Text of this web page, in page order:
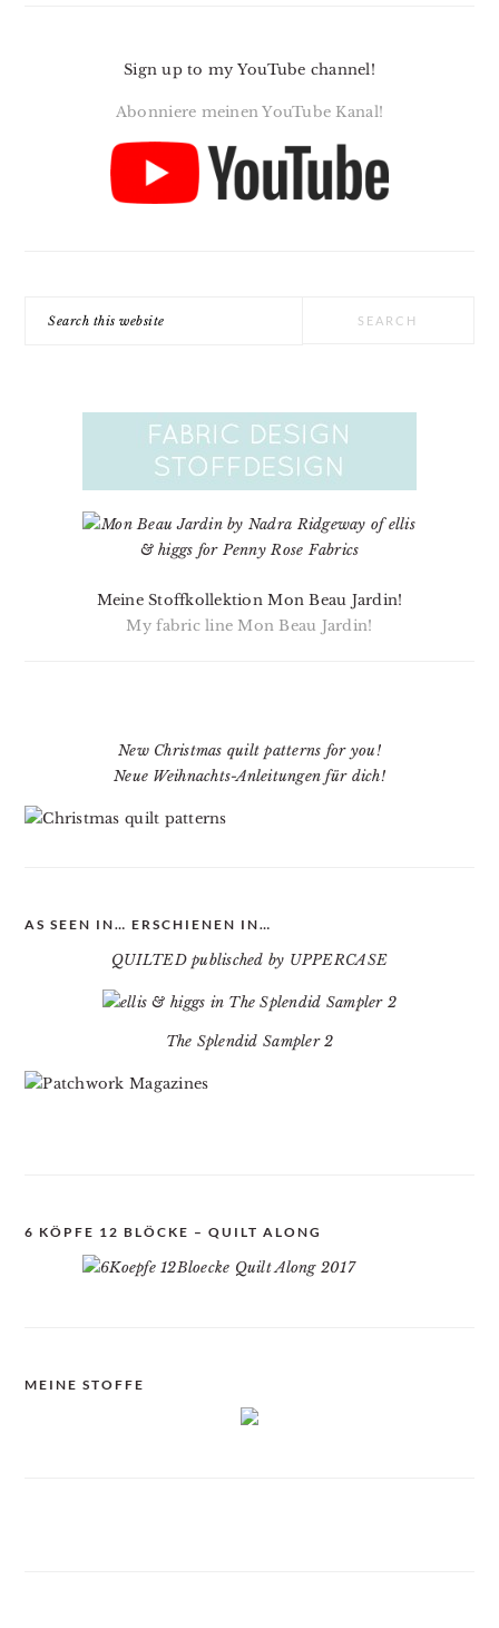
Sign up to my YouTube channel!
Abonniere meinen YouTube Kanal!
Meine Stoffkollektion Mon Beau Jardin!
My fabric line Mon Beau Jardin!
New Christmas quilt patterns for you!
Neue Weihnachts-Anleitungen für dich!
AS SEEN IN… ERSCHIENEN IN…
QUILTED publisched by UPPERCASE
The Splendid Sampler 2
6 KÖPFE 12 BLÖCKE – QUILT ALONG
MEINE STOFFE